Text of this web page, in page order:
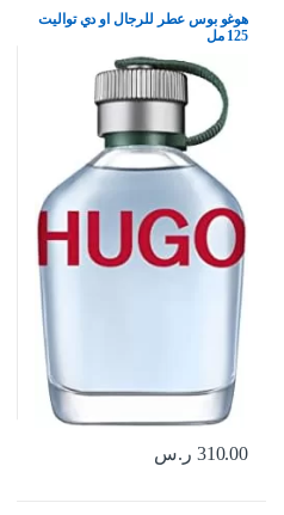
هوغو بوس عطر للرجال او دي تواليت
125 مل
310.00 ر.س